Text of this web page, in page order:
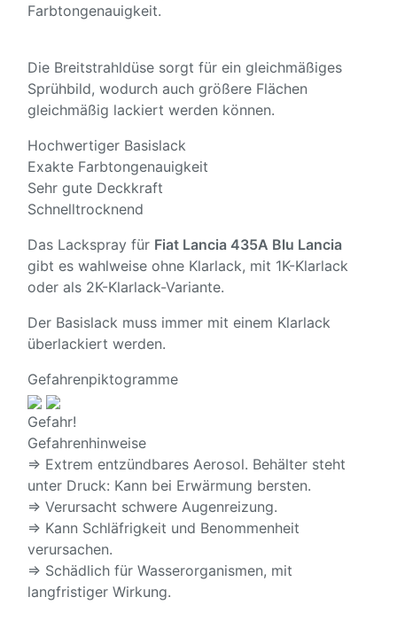
Farbtongenauigkeit.
Die Breitstrahldüse sorgt für ein gleichmäßiges
Sprühbild, wodurch auch größere Flächen
gleichmäßig lackiert werden können.
Hochwertiger Basislack
Exakte Farbtongenauigkeit
Sehr gute Deckkraft
Schnelltrocknend
Das Lackspray für Fiat Lancia 435A Blu Lancia
gibt es wahlweise ohne Klarlack, mit 1K-Klarlack
oder als 2K-Klarlack-Variante.
Der Basislack muss immer mit einem Klarlack
überlackiert werden.
Gefahrenpiktogramme
Gefahr!
Gefahrenhinweise
⇒ Extrem entzündbares Aerosol. Behälter steht
unter Druck: Kann bei Erwärmung bersten.
⇒ Verursacht schwere Augenreizung.
⇒ Kann Schläfrigkeit und Benommenheit
verursachen.
⇒ Schädlich für Wasserorganismen, mit
langfristiger Wirkung.